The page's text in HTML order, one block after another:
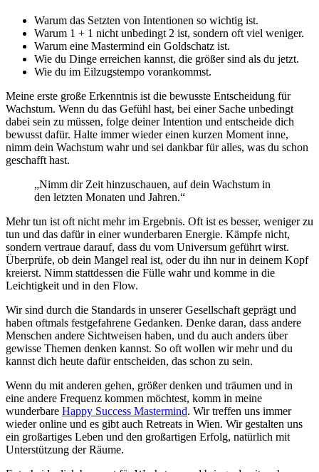
Warum das Setzten von Intentionen so wichtig ist.
Warum 1 + 1 nicht unbedingt 2 ist, sondern oft viel weniger.
Warum eine Mastermind ein Goldschatz ist.
Wie du Dinge erreichen kannst, die größer sind als du jetzt.
Wie du im Eilzugstempo vorankommst.
Meine erste große Erkenntnis ist die bewusste Entscheidung für
Wachstum. Wenn du das Gefühl hast, bei einer Sache unbedingt
dabei sein zu müssen, folge deiner Intention und entscheide dich
bewusst dafür. Halte immer wieder einen kurzen Moment inne,
nimm dein Wachstum wahr und sei dankbar für alles, was du schon
geschafft hast.
„Nimm dir Zeit hinzuschauen, auf dein Wachstum in
den letzten Monaten und Jahren.“
Mehr tun ist oft nicht mehr im Ergebnis. Oft ist es besser, weniger zu
tun und das dafür in einer wunderbaren Energie. Kämpfe nicht,
sondern vertraue darauf, dass du vom Universum geführt wirst.
Überprüfe, ob dein Mangel real ist, oder du ihn nur in deinem Kopf
kreierst. Nimm stattdessen die Fülle wahr und komme in die
Leichtigkeit und in den Flow.
Wir sind durch die Standards in unserer Gesellschaft geprägt und
haben oftmals festgefahrene Gedanken. Denke daran, dass andere
Menschen andere Sichtweisen haben, und du auch anders über
gewisse Themen denken kannst. So oft wollen wir mehr und du
kannst dich heute dafür entscheiden, das schon zu sein.
Wenn du mit anderen gehen, größer denken und träumen und in
eine andere Frequenz kommen möchtest, komm in meine
wunderbare Happy Success Mastermind. Wir treffen uns immer
wieder online und es gibt auch Retreats in Wien. Wir gestalten uns
ein großartiges Leben und den großartigen Erfolg, natürlich mit
Unterstützung der Räume.